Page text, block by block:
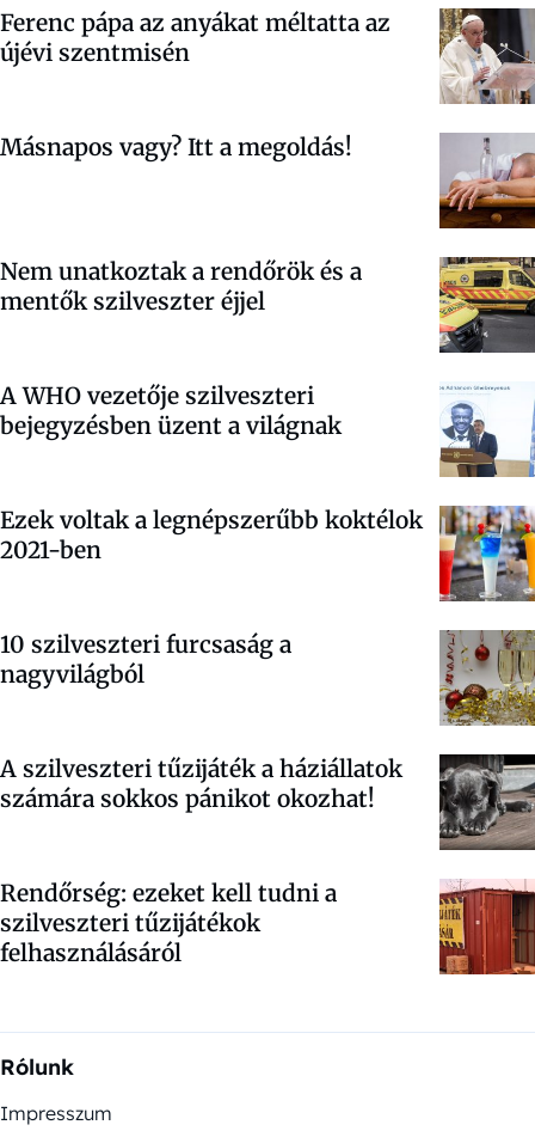
Ferenc pápa az anyákat méltatta az
újévi szentmisén
Másnapos vagy? Itt a megoldás!
Nem unatkoztak a rendőrök és a
mentők szilveszter éjjel
A WHO vezetője szilveszteri
bejegyzésben üzent a világnak
Ezek voltak a legnépszerűbb koktélok
2021-ben
10 szilveszteri furcsaság a
nagyvilágból
A szilveszteri tűzijáték a háziállatok
számára sokkos pánikot okozhat!
Rendőrség: ezeket kell tudni a
szilveszteri tűzijátékok
felhasználásáról
Rólunk
Impresszum